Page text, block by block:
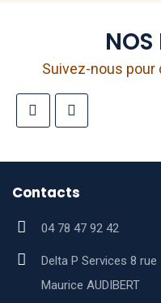
NOS
Suivez-nous
Contacts
04 78 47 92 42
Delta P Services 8 rue
Maurice AUDIBERT